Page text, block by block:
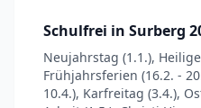
Schulfrei in Surberg
Neujahrstag (1.1.),
Frühjahrsferien (16.2. -
10.4.), Karfreitag (3.4.),